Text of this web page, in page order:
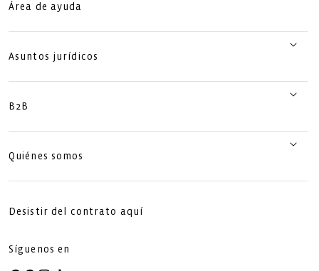
Área de ayuda
Asuntos jurídicos
B2B
Quiénes somos
Desistir del contrato aquí
Síguenos en